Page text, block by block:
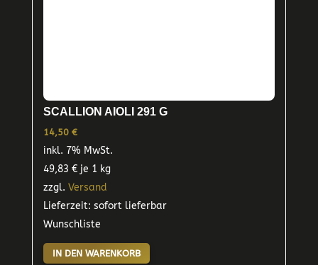
SCALLION AIOLI 291 G
14,50 €
inkl. 7% MwSt.
49,83 €je 1 kg
zzgl. Versand
Lieferzeit: sofort lieferbar
Wunschliste
IN DEN WARENKORB